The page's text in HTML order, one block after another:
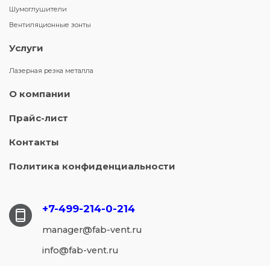
Шумоглушители
Вентиляционные зонты
Услуги
Лазерная резка металла
О компании
Прайс-лист
Контакты
Политика конфиденциальности
+7-499-214-0-214
manager@fab-vent.ru
info@fab-vent.ru